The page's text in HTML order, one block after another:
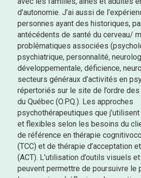
d’autonomie. J’ai aussi de
personnes ayant des historiques,
antécédents de santé du cerveau/
problématiques associées
psychiatrique, personnalité,
développementale, déficience,
secteurs généraux d’activités en
répertoriés sur le site de l’ordre
du Québec (O.P.Q.). Les approches
psychothérapeutiques que
et flexibles selon les besoins du
de référence en thérapie
(TCC) et de thérapie d’acceptation
(ACT). L’utilisation d’outils visuels
peuvent permettre de poursuivre le